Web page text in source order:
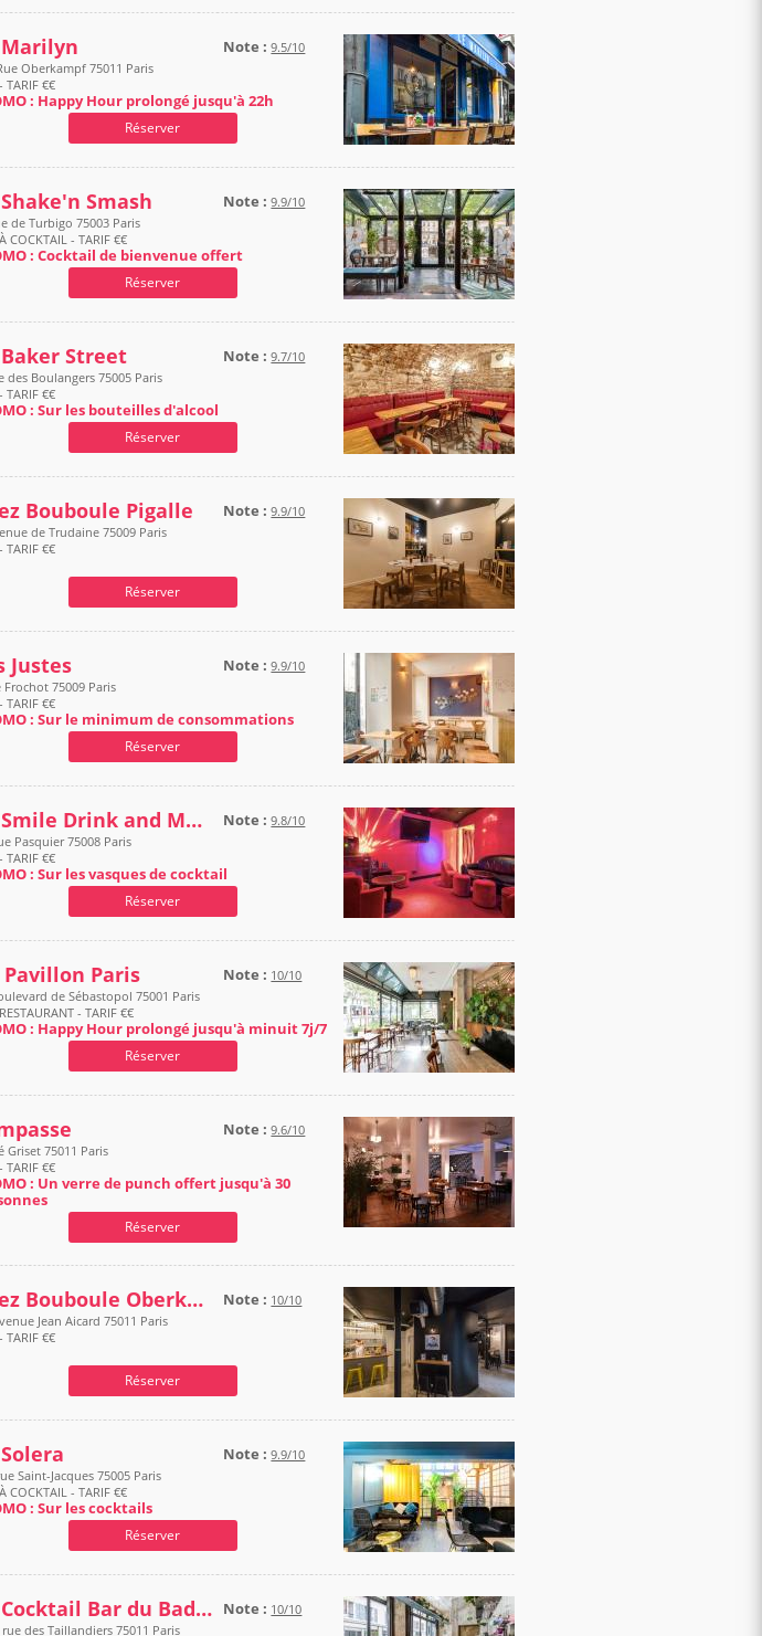
Note : 9.5/10
Oberkampf 75011 Paris
TARIF €€
: Happy Hour prolongé jusqu'à 22h
Réserver
Smash Note : 9.9/10
de Turbigo 75003 Paris
COCKTAIL - TARIF €€
: Cocktail de bienvenue offert
Réserver
Street Note : 9.7/10
des Boulangers 75005 Paris
TARIF €€
: Sur les bouteilles d'alcool
Réserver
Bouboule Pigalle Note : 9.9/10
de Trudaine 75009 Paris
TARIF €€
Réserver
Justes Note : 9.9/10
Frochot 75009 Paris
TARIF €€
: Sur le minimum de consommations
Réserver
Le Smile Drink and Music Note : 9.8/10
Pasquier 75008 Paris
TARIF €€
: Sur les vasques de cocktail
Réserver
Pavillon Paris Note : 10/10
de Sébastopol 75001 Paris
- TARIF €€
: Happy Hour prolongé jusqu'à minuit 7j/7
Réserver
Note : 9.6/10
Griset 75011 Paris
TARIF €€
: Un verre de punch offert jusqu'à 30
Réserver
Chez Bouboule Oberkampf Note : 10/10
Jean Aicard 75011 Paris
TARIF €€
Réserver
Note : 9.9/10
Saint-Jacques 75005 Paris
COCKTAIL - TARIF €€
: Sur les cocktails
Réserver
Le Cocktail Bar du Badaboum Note : 10/10
des Taillandiers 75011 Paris